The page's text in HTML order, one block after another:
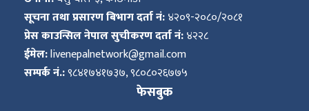
सूचना तथा प्रसारण बिभाग दर्ता नं:४२०९-२०८०/२०८१
प्रेस काउन्सिल नेपाल सुचीकरण दर्ता नं:४२२८
ईमेल:livenepalnetwork@gmail.com
सम्पर्क नं.:९८४१७४१७३७, ९८०८०२६७७५
फेसबुक